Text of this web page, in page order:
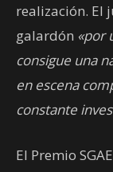
realización. El
galardón «por
consigue una
en escena
constante
El Premio